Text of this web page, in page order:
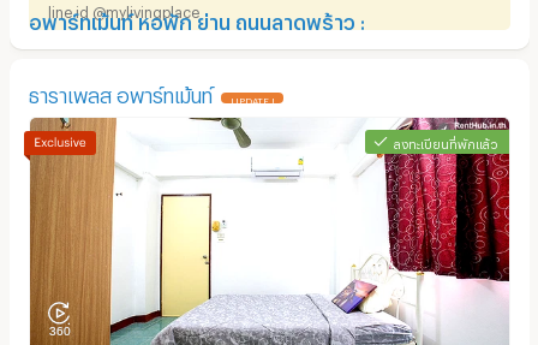
อพาร์ทเม้นท์ หอพัก ย่าน ถนนลาดพร้าว :
line id @mylivingplace
ธาราเพลส อพาร์ทเม้นท์ UPDATE !
ลงทะเบียนที่พักแล้ว